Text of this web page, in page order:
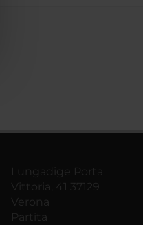
Lungadige Porta
Vittoria, 41 37129
Verona
Partita